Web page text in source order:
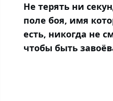
Не терять ни
поле боя, имя
есть, никогда не
чтобы быть